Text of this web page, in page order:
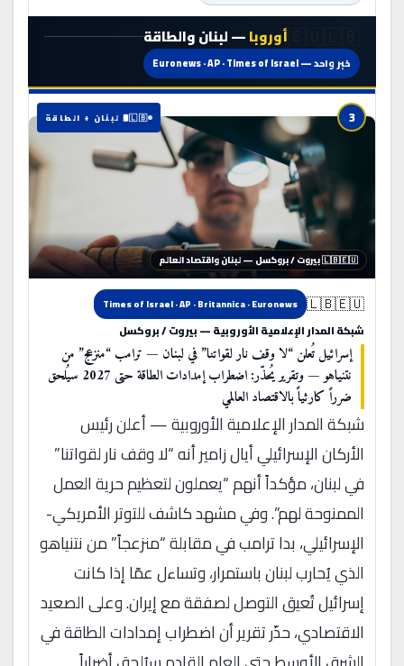
🇪🇺🇱🇧أوروبا— لبنان والطاقة
خبر واحد — Euronews · AP · Times of Israel
3 🇱🇧🛢️ لبنان + الطاقة
🇱🇧🇪🇺 بيروت / بروكسل — لبنان واقتصاد العالم
🇱🇧🇪🇺
Times of Israel · AP · Britannica · Euronews
شبكة المدار الإعلامية الأوروبية — بيروت / بروكسل
إسرائيل تُعلن “لا وقف نار لقواتنا” في لبنان — ترامب “منزعج” من
نتنياهو — وتقرير يُحذّر: اضطراب إمدادات الطاقة حتى 2027 سيُلحق
ضرراً كارثياً بالاقتصاد العالمي
شبكة المدار الإعلامية الأوروبية — أعلن رئيس
الأركان الإسرائيلي أيال زامير أنه “لا وقف نار لقواتنا”
في لبنان، مؤكداً أنهم “يعملون لتعظيم حرية العمل
الممنوحة لهم”. وفي مشهد كاشف للتوتر الأمريكي-
الإسرائيلي، بدا ترامب في مقابلة “منزعجاً” من نتنياهو
الذي يُحارب لبنان باستمرار، وتساءل عمّا إذا كانت
إسرائيل تُعيق التوصل لصفقة مع إيران. وعلى الصعيد
الاقتصادي، حذّر تقرير أن اضطراب إمدادات الطاقة في